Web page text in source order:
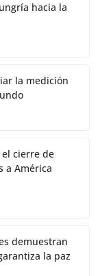
hacia la
la medición
cierre de
a América
demuestran
la paz